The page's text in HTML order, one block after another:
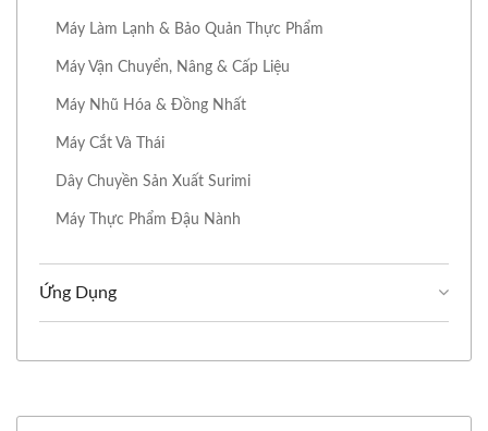
Máy Làm Lạnh & Bảo Quản Thực Phẩm
Máy Vận Chuyển, Nâng & Cấp Liệu
Máy Nhũ Hóa & Đồng Nhất
Máy Cắt Và Thái
Dây Chuyền Sản Xuất Surimi
Máy Thực Phẩm Đậu Nành
Ứng Dụng